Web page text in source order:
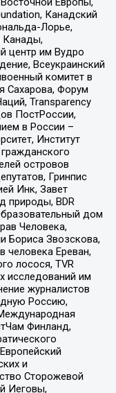
Канадский
Лорье,
Канады,
центр им Вудро
Всеукраинский
комитет в
Сахарова, Форум
Transparеncy
ПостРоссии,
в России –
Институт
островов
Гринпис
Инк, Завет
природы, BDR
дом
Человека,
Бориса Звозскова,
человека Ереван,
лосося, TVR
исследований им
журналистов
Россию,
Финланд,
и
Сторожевой
Иеговы,